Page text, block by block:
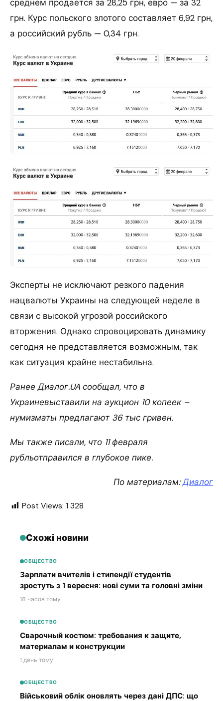
среднем продается за 28,25 грн, евро — за 32
грн. Курс польского злотого составляет 6,92 грн,
а российский рубль — 0,34 грн.
Эксперты не исключают резкого падения
нацвалюты Украины на следующей неделе в
связи с высокой угрозой российского
вторжения. Однако спровоцировать динамику
сегодня не представляется возможным, так
как ситуация крайне нестабильна.
Ранее Диалог.UA сообщал, что в
Украиневыставили на аукцион 10 копеек –
нумизматы предлагают 36 тыс гривен.
Мы также писали, что 11 февраля
рубльотправился в глубокое пике.
По материалам:Диалог
Post Views: 1 328
Схожі новини
ОБЩЕСТВО
Зарплати вчителів і стипендії студентів
зростуть з 1 вересня: нові суми та головні зміни
18 часов тому
ОБЩЕСТВО
Сварочный костюм: требования к защите,
материалам и конструкции
1 день тому
ОБЩЕСТВО
Військовий облік оновлять через дані ДПС: що